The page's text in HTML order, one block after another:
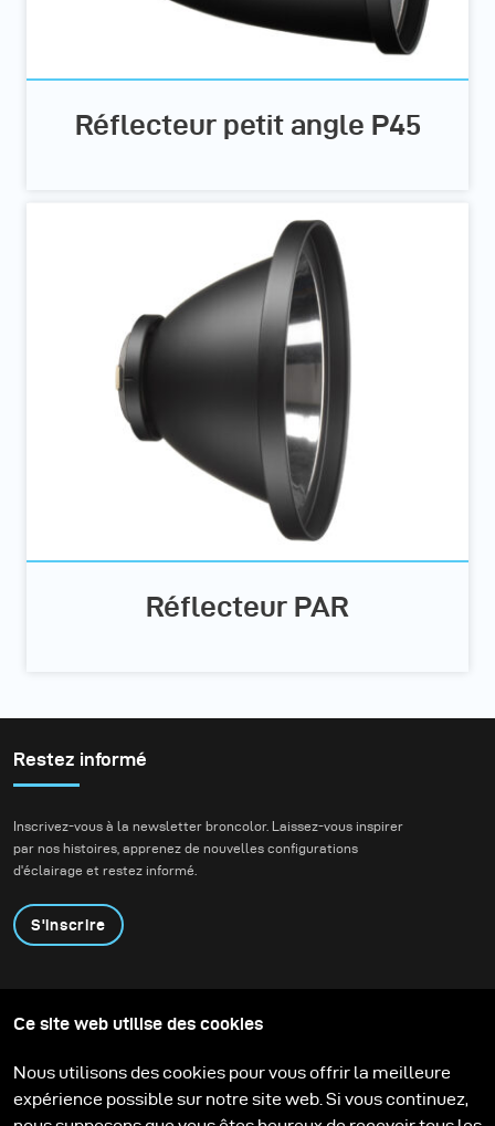
Réflecteur petit angle P45
Réflecteur PAR
Restez informé
Inscrivez-vous à la newsletter broncolor. Laissez-vous inspirer
par nos histoires, apprenez de nouvelles configurations
d'éclairage et restez informé.
S'inscrire
Contactez-nous
Technologies
Support
Carrière
Media Center
Ce site web utilise des cookies
Nous utilisons des cookies pour vous offrir la meilleure
expérience possible sur notre site web. Si vous continuez,